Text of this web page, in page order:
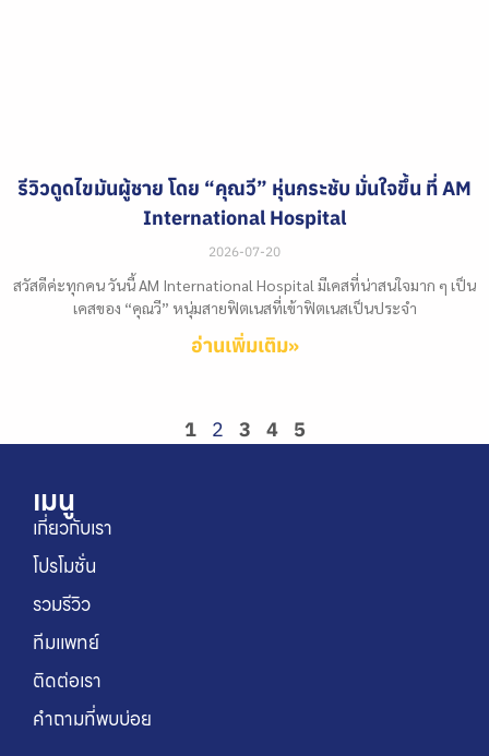
รีวิวดูดไขมันผู้ชาย โดย “คุณวี” หุ่นกระชับ มั่นใจขึ้น ที่ AM
International Hospital
2026-07-20
สวัสดีค่ะทุกคน วันนี้ AM International Hospital มีเคสที่น่าสนใจมาก ๆ เป็น
เคสของ “คุณวี” หนุ่มสายฟิตเนสที่เข้าฟิตเนสเป็นประจำ
อ่านเพิ่มเติม»
1 2 3 4 5
เมนู
เกี่ยวกับเรา
โปรโมชั่น
รวมรีวิว
ทีมแพทย์
ติดต่อเรา
คำถามที่พบบ่อย